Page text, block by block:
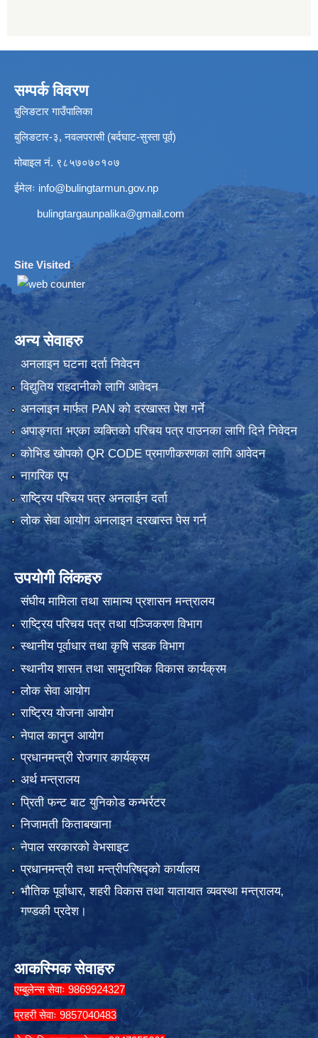
सम्पर्क विवरण
बुलिङटार गाउँपालिका
बुलिङटार-३, नवलपरासी (बर्दघाट-सुस्ता पूर्व)
मोबाइल नं. ९८५७०७०१०७
ईमेलः info@bulingtarmun.gov.np
bulingtargaunpalika@gmail.com
Site Visited:
अन्य सेवाहरु
अनलाइन घटना दर्ता निवेदन
विद्युतिय राहदानीको लागि आवेदन
अनलाइन मार्फत PAN को दरखास्त पेश गर्ने
अपाङ्गता भएका व्यक्तिको परिचय पत्र पाउनका लागि दिने निवेदन
कोभिड खोपको QR CODE प्रमाणीकरणका लागि आवेदन
नागरिक एप
राष्ट्रिय परिचय पत्र अनलाईन दर्ता
लोक सेवा आयोग अनलाइन दरखास्त पेस गर्न
उपयोगी लिंकहरु
संघीय मामिला तथा सामान्य प्रशासन मन्त्रालय
राष्ट्रिय परिचय पत्र तथा पञ्जिकरण विभाग
स्थानीय पूर्वाधार तथा कृषि सडक विभाग
स्थानीय शासन तथा सामुदायिक विकास कार्यक्रम
लोक सेवा आयोग
राष्ट्रिय योजना आयोग
नेपाल कानुन आयोग
प्रधानमन्त्री रोजगार कार्यक्रम
अर्थ मन्त्रालय
प्रिती फन्ट बाट युनिकोड कन्भर्रटर
निजामती किताबखाना
नेपाल सरकारको वेभसाइट
प्रधानमन्त्री तथा मन्त्रीपरिषद्को कार्यालय
भौतिक पूर्वाधार, शहरी विकास तथा यातायात व्यवस्था मन्त्रालय,
गण्डकी प्रदेश।
आकस्मिक सेवाहरु
एम्बुलेन्स सेवाः 9869924327
प्रहरी सेवाः 9857040483